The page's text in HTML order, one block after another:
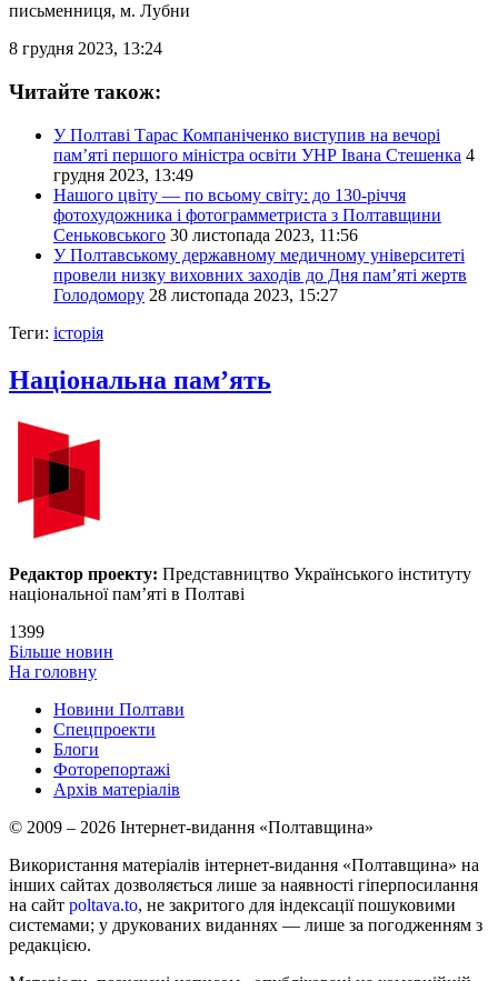
письменниця, м. Лубни
8 грудня 2023, 13:24
Читайте також:
У Полтаві Тарас Компаніченко виступив на вечорі
пам’яті першого міністра освіти УНР Івана Стешенка 4
грудня 2023, 13:49
Нашого цвіту — по всьому світу: до 130-річчя
фотохудожника і фотограмметриста з Полтавщини
Сеньковського 30 листопада 2023, 11:56
У Полтавському державному медичному університеті
провели низку виховних заходів до Дня пам’яті жертв
Голодомору 28 листопада 2023, 15:27
Теги: історія
Національна пам’ять
Редактор проекту: Представництво Українського інституту
національної пам’яті в Полтаві
1399
Більше новин
На головну
Новини Полтави
Спецпроекти
Блоги
Фоторепортажі
Архів матеріалів
© 2009 – 2026 Інтернет-видання «Полтавщина»
Використання матеріалів інтернет-видання «Полтавщина» на
інших сайтах дозволяється лише за наявності гіперпосилання
на сайт poltava.to, не закритого для індексації пошуковими
системами; у друкованих виданнях — лише за погодженням з
редакцією.